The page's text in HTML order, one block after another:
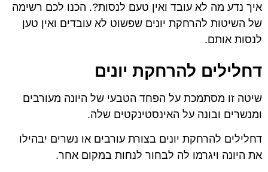
איך נדע מה לא עובד ואין טעם לנסות?. הכנו לכם רשימה
של השיטות להרחקת יונים שפשוט לא עובדים ואין טען
לנסות אותם.
דחלילים להרחקת יונים
שיטה זו מסתמכת על הפחד הטבעי של היונה מעורבים
ומנשרים ובונה על האינסטינקטים שלה.
דחלילים להרחקת יונים בצורת עורבים או נשרים יבהילו
את היונה ויגרמו לה לבחור לנחות במקום אחר.